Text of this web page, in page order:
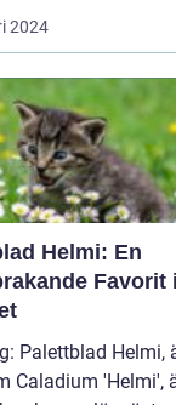
2024
Helmi: En
Favorit
Palettblad Helmi,
Caladium 'Helmi',